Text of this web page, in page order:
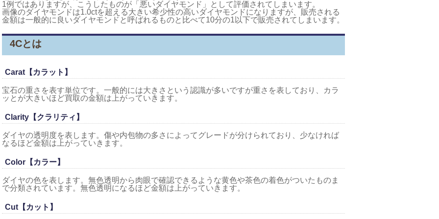
1例ではありますが、こうしたものが「悪いダイヤモンド」として評価されてしまいます。
画像のダイヤモンドは1.0ctを超える大きい希少性の高いダイヤモンドになりますが、販売される
金額は一般的に良いダイヤモンドと呼ばれるものと比べて10分の1以下で販売されてしまいます。
4Cとは
Carat【カラット】
宝石の重さを表す単位です。一般的には大きさという認識が多いですが重さを表しており、カラ
ッとが大きいほど買取の金額は上がっていきます。
Clarity【クラリティ】
ダイヤの透明度を表します。傷や内包物の多さによってグレードが分けられており、少なければ
なるほど金額は上がっていきます。
Color【カラー】
ダイヤの色を表します。無色透明から肉眼で確認できるような黄色や茶色の着色がついたものま
で分類されています。無色透明になるほど金額は上がっていきます。
Cut【カット】